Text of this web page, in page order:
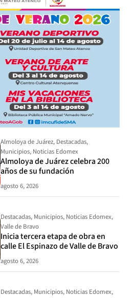
Almoloya de Juárez, Destacadas,
Municipios, Noticias Edomex
Almoloya de Juárez celebra 200
años de su fundación
agosto 6, 2026
Destacadas, Municipios, Noticias Edomex,
Valle de Bravo
Inicia tercera etapa de obra en
calle El Espinazo de Valle de Bravo
agosto 6, 2026
Destacadas, Municipios, Noticias Edomex,